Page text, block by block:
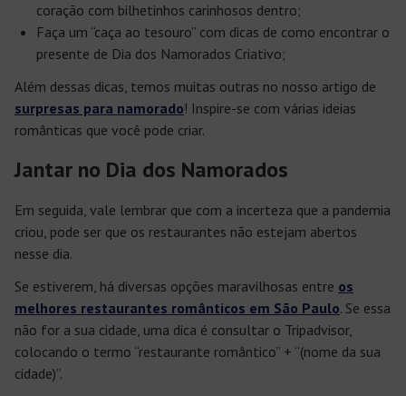
coração com bilhetinhos carinhosos dentro;
Faça um “caça ao tesouro” com dicas de como encontrar o
presente de Dia dos Namorados Criativo;
Além dessas dicas, temos muitas outras no nosso artigo de
surpresas para namorado! Inspire-se com várias ideias
românticas que você pode criar.
Jantar no Dia dos Namorados
Em seguida, vale lembrar que com a incerteza que a pandemia
criou, pode ser que os restaurantes não estejam abertos
nesse dia.
Se estiverem, há diversas opções maravilhosas entre os
melhores restaurantes românticos em São Paulo. Se essa
não for a sua cidade, uma dica é consultar o Tripadvisor,
colocando o termo “restaurante romântico” + “(nome da sua
cidade)”.